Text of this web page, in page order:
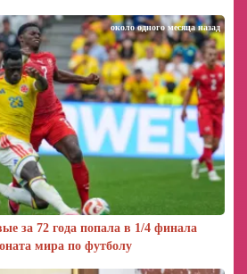
за 72 года попала в 1/4 финала
мира по футболу
около одного месяца назад